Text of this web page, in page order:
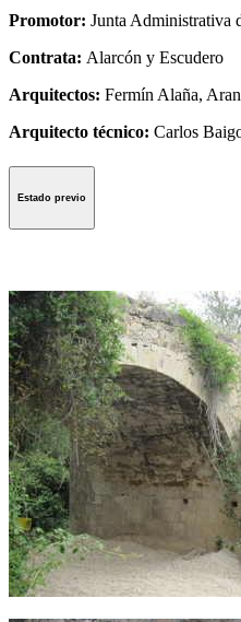
Promotor: Junta Administrativa
Contrata: Alarcón y Escudero
Arquitectos: Fermín Alaña,
Arquitecto técnico: Carlos
Estado previo